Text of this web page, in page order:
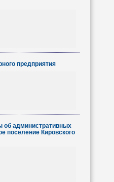
предприятия
об административных
поселение Кировского